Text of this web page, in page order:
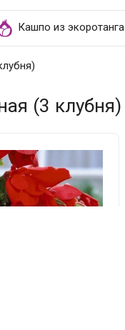
Кашпо из экоротанга
(3 клубня)